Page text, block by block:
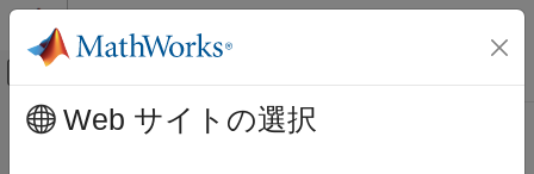
コンテンツへスキップ
オフキャンバス ナビゲーション メ
ドキュメンテーションのホーム
メインコンテンツ
cdflib.setStageCacheSize
Web サイトの選択